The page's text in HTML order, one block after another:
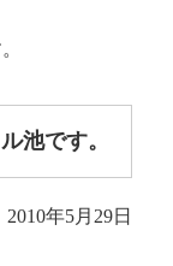
池です。
2010年5月29日